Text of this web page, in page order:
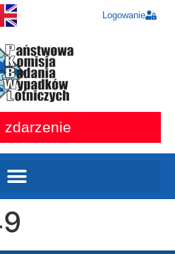
Logowanie
zdarzenie